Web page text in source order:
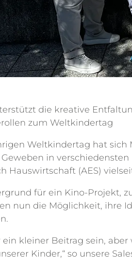
die kreative
zum Weltkindertag
Weltkindertag hat sich
in
Hauswirtschaft (AES)
für ein Kino-Projekt,
nun die Möglichkeit, ihre
ein kleiner Beitrag sein,
Kinder,“ so unsere